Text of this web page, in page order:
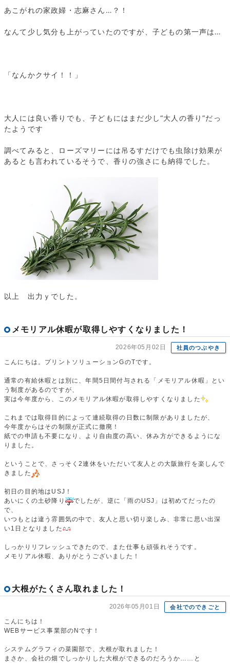
あこがれの家政婦・志麻さん…？！
なんて少し気分も上がっていたのですが、子どもの第一声は…
「なんかクサイ！！」
大人には良い香りでも、子どもにはまだ少し“大人の香り”だっ
たようです
調べてみると、ローズマリーには吊るすだけでも虫除け効果が
あるとも言われているそうで、香りの強さにも納得でした。
以上　出力ｙでした。
メモリアル休暇が取得しやすくなりました！
2026年05月02日 社員のつぶやき
こんにちは。プリントソリューションGのTです。
通常の有給休暇とは別に、年間5日間付与される「メモリアル休暇」とい
う制度があるのですが、
実は今年度から、このメモリアル休暇が取得しやすくなりました
これまでは取得目的によって連続取得の日数に制限がありましたが、
今年度からはその制限が正式に撤廃！
紙での申請も不要になり、より自由度の高い、休み方ができるようにな
りました。
ということで、さっそく2連休をいただいて友人との大阪旅行を楽しんで
きました
初日の目的地はUSJ！
あいにくの土砂降り
でしたが、逆に「雨のUSJ」は初めてだったの
で、
いつもとは違う雰囲気の中で、友人と思い切り楽しみ、非常に思い出深
い1日となりました
しっかりリフレッシュできたので、また仕事も頑張れそうです。
メモリアル休暇、ありがとうございました！
大根がたくさん取れました！
2026年05月01日 会社でのできごと
こんにちは！
WEBサービス事業部のNです！
システムグラフィの菜園部で、大根が取れました！
まさか、会社の畑でしっかりした大根ができるのだろうか……と